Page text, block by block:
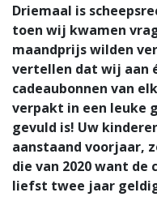
Driemaal is
toen wij kwamen
maandprijs wilden
vertellen dat wij aan
cadeaubonnen van
verpakt in een leuke
gevuld is! Uw
aanstaand voorjaar,
die van 2020 want de
liefst twee jaar